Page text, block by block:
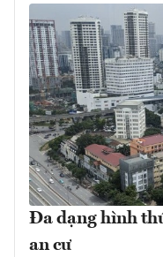
Đa dạng hình
an cư